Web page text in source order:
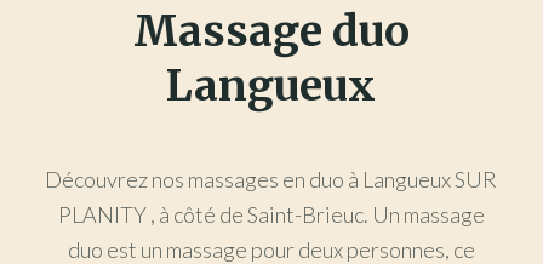
Massage duo
Langueux
Découvrez nos massages en duo à Langueux SUR
PLANITY , à côté de Saint-Brieuc. Un massage
duo est un massage pour deux personnes, ce